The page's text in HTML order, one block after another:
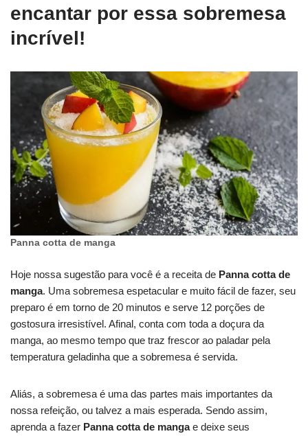
encantar por essa sobremesa
incrível!
Panna cotta de manga
Hoje nossa sugestão para você é a receita de Panna cotta de
manga. Uma sobremesa espetacular e muito fácil de fazer, seu
preparo é em torno de 20 minutos e serve 12 porções de
gostosura irresistível. Afinal, conta com toda a doçura da
manga, ao mesmo tempo que traz frescor ao paladar pela
temperatura geladinha que a sobremesa é servida.
Aliás, a sobremesa é uma das partes mais importantes da
nossa refeição, ou talvez a mais esperada. Sendo assim,
aprenda a fazer Panna cotta de mangae deixe seus